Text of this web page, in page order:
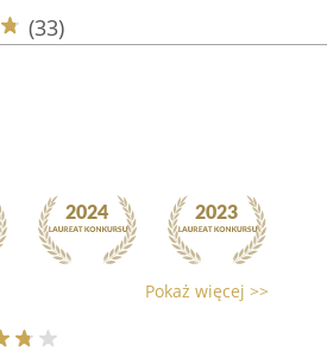
(33)
Pokaż więcej >>